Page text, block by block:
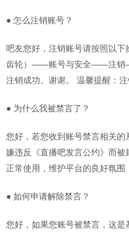
● 怎么注销账号？
吧友您好，注销账号请按照以
齿轮）——账号与安全——注销
注销成功。谢谢。 温馨提醒：
● 为什么我被禁言了？
您好，若您收到账号禁言相关
嫌违反《直播吧发言公约》而
正常使用，维护平台的良好氛围
● 如何申请解除禁言？
您好，如果您账号被禁言，这